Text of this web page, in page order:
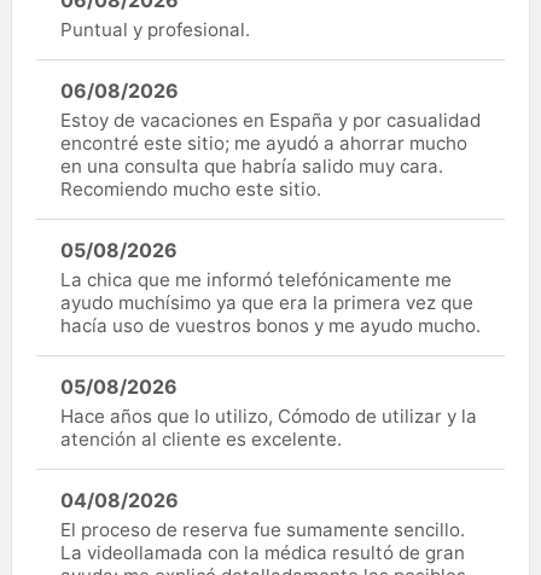
Puntual y profesional.
06/08/2026
Estoy de vacaciones en España y por casualidad
encontré este sitio; me ayudó a ahorrar mucho
en una consulta que habría salido muy cara.
Recomiendo mucho este sitio.
05/08/2026
La chica que me informó telefónicamente me
ayudo muchísimo ya que era la primera vez que
hacía uso de vuestros bonos y me ayudo mucho.
05/08/2026
Hace años que lo utilizo, Cómodo de utilizar y la
atención al cliente es excelente.
04/08/2026
El proceso de reserva fue sumamente sencillo.
La videollamada con la médica resultó de gran